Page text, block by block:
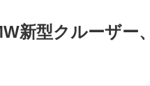
新型クルーザー